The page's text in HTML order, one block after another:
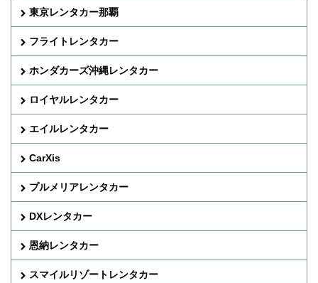
東京レンタカー那覇
フライトレンタカー
ホンダカーズ沖縄レンタカー
ロイヤルレンタカー
エイルレンタカー
CarXis
プルメリアレンタカー
DXレンタカー
恩納レンタカー
スマイルリゾートレンタカー